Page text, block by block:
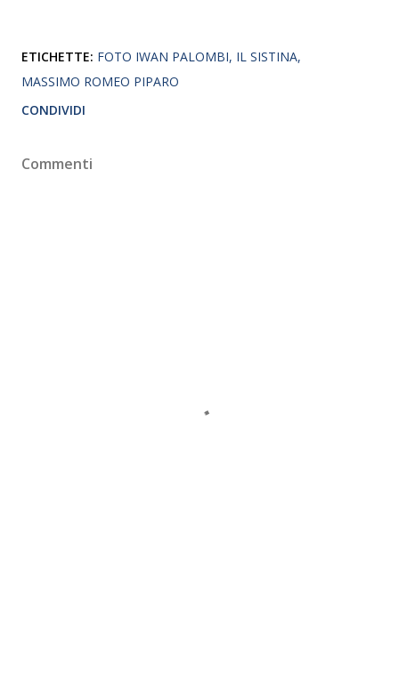
ETICHETTE: FOTO IWAN PALOMBI IL SISTINA
MASSIMO ROMEO PIPARO
CONDIVIDI
Commenti